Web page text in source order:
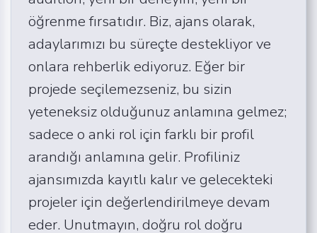
öğrenme fırsatıdır. Biz, ajans olarak,
adaylarımızı bu süreçte destekliyor ve
onlara rehberlik ediyoruz. Eğer bir
projede seçilemezseniz, bu sizin
yeteneksiz olduğunuz anlamına gelmez;
sadece o anki rol için farklı bir profil
arandığı anlamına gelir. Profiliniz
ajansımızda kayıtlı kalır ve gelecekteki
projeler için değerlendirilmeye devam
eder. Unutmayın, doğru rol doğru